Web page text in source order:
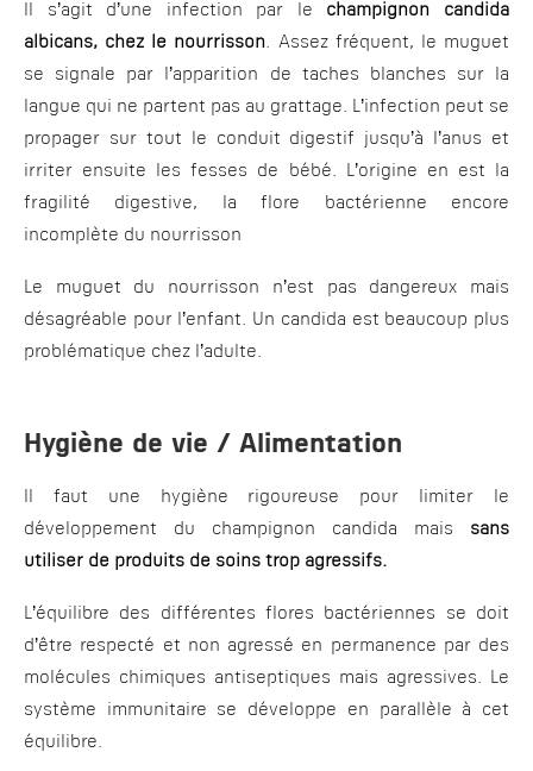
Il s’agit d’une infection par le champignon candida
albicans, chez le nourrisson. Assez fréquent, le muguet
se signale par l’apparition de taches blanches sur la
langue qui ne partent pas au grattage. L’infection peut se
propager sur tout le conduit digestif jusqu’à l’anus et
irriter ensuite les fesses de bébé. L’origine en est la
fragilité digestive, la flore bactérienne encore
incomplète du nourrisson
Le muguet du nourrisson n’est pas dangereux mais
désagréable pour l’enfant. Un candida est beaucoup plus
problématique chez l’adulte.
Hygiène de vie / Alimentation
Il faut une hygiène rigoureuse pour limiter le
développement du champignon candida mais sans
utiliser de produits de soins trop agressifs.
L’équilibre des différentes flores bactériennes se doit
d’être respecté et non agressé en permanence par des
molécules chimiques antiseptiques mais agressives. Le
système immunitaire se développe en parallèle à cet
équilibre.